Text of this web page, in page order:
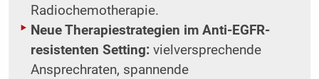
Radiochemotherapie.
Neue Therapiestrategien im Anti-EGFR-
resistenten Setting:vielversprechende
Ansprechraten, spannende